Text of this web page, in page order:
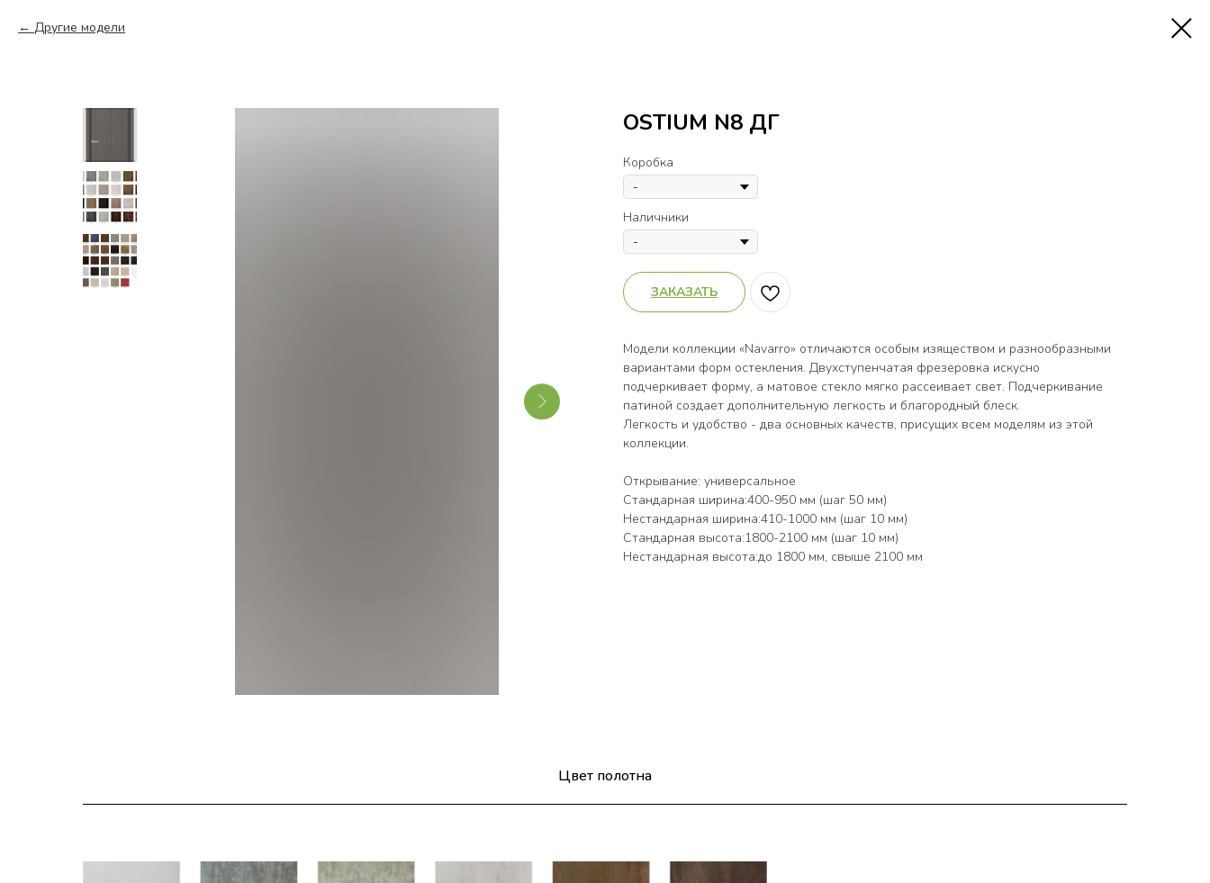
Другие модели
OSTIUM N8 ДГ
Коробка
Наличники
ЗАКАЗАТЬ
Модели коллекции «Navarro» отличаются особым изяществом и разнообразными
вариантами форм остекления. Двухступенчатая фрезеровка искусно
подчеркивает форму, а матовое стекло мягко рассеивает свет. Подчеркивание
патиной создает дополнительную легкость и благородный блеск.
Легкость и удобство - два основных качеств, присущих всем моделям из этой
коллекции.
Открывание: универсальное
Стандарная ширина:400-950 мм (шаг 50 мм)
Нестандарная ширина:410-1000 мм (шаг 10 мм)
Стандарная высота:1800-2100 мм (шаг 10 мм)
Нестандарная высота:до 1800 мм, свыше 2100 мм
Цвет полотна